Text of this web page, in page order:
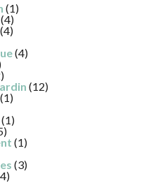
(1)
(4)
(4)
(4)
(12)
(1)
(1)
(1)
(3)